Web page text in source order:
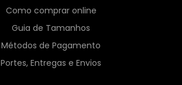
Como comprar online
Guia de Tamanhos
Métodos de Pagamento
Portes, Entregas e Envios